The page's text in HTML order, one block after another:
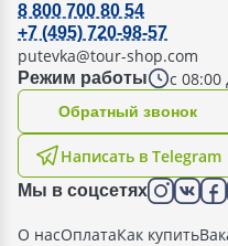
Режим работы с 08:00
8 800 700 80 54
+7 (495) 720-98-57
putevka@tour-shop.com
Написать в Telegram
Oбратный звонок
Мы в соцсетях
О насОплатаКак купить